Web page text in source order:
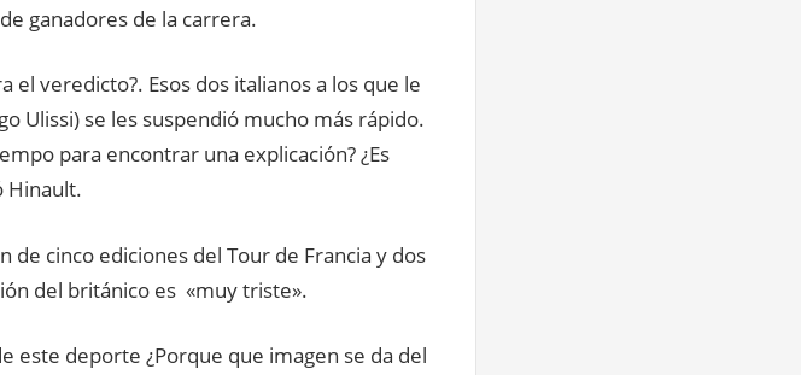
ganadores de la carrera.
veredicto?. Esos dos italianos a los que le
Ulissi) se les suspendió mucho más rápido.
para encontrar una explicación? ¿Es
Hinault.
cinco ediciones del Tour de Francia y dos
del británico es «muy triste».
este deporte ¿Porque que imagen se da del